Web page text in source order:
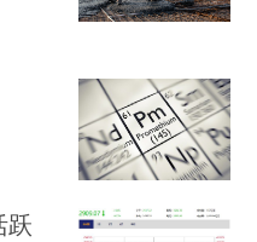
跃